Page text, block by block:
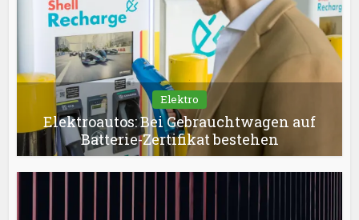
Elektro
Elektroautos: Bei Gebrauchtwagen auf
Batterie-Zertifikat bestehen